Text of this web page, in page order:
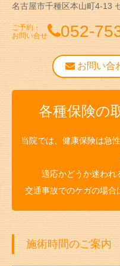
名古屋市千種区本山町4-13
ご予約・
お問い合せ
052-
お問い合
各種保険の
当院では、健康保険は急
適応かどうか迷われ
交通事故でのケガの場合
施術時間のご案内